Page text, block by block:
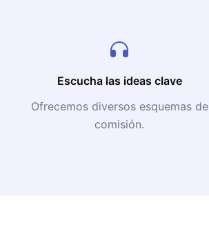
Escucha las ideas clave
Ofrecemos diversos esquemas de
comisión.